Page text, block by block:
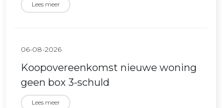
Lees meer
06-08-2026
Koopovereenkomst nieuwe woning
geen box 3-schuld
Lees meer